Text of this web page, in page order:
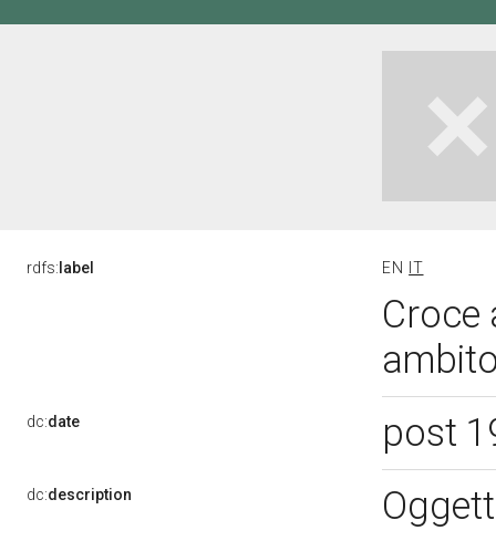
rdfs: label EN IT
Croce
dc:date post
dc:description